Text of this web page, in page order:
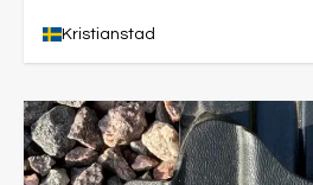
Kristianstad